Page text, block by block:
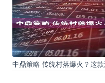
中鼎策略 传统村落爆火？这